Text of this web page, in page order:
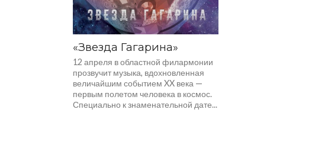
«Звезда Гагарина»
12 апреля в областной филармонии
прозвучит музыка, вдохновленная
величайшим событием XX века —
первым полетом человека в космос.
Специально к знаменательной дате...